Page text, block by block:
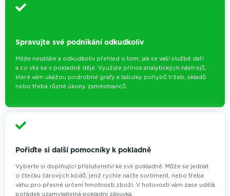
Spravujte své podnikání odkudkoliv
Mějte neustále a odkudkoliv přehled o tom, jak se vaší službě daří
a co vše se v pokladně děje. Využijte přínos analytických nástrojů,
které vám ukážou podrobné grafy a tabulky pohybů tržeb, skladů
nebo třeba různé úkony zaměstnanců.
Pořiďte si další pomocníky k pokladně
Vyberte si doplňující příslušenství ke své pokladně. Může se jednat
o čtečku čárových kódů, jenž rychle načte sortiment, nebo třeba
váhu pro přesné určení hmotnosti zboží. V hotovosti vám zase udělá
pořádek uzamykatelná pokladní zásuvka.